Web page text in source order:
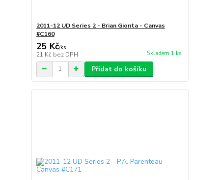
2011-12 UD Series 2 - Brian Gionta - Canvas
#C160
25 Kč/ks
21 Kč bez DPH Skladem 1 ks
Přidat do košíku